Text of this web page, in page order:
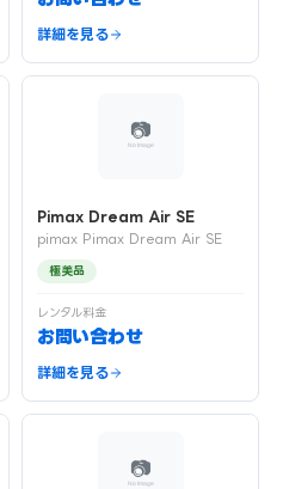
詳細を見る
Pimax Dream Air SE
pimax Pimax Dream Air SE
極美品
レンタル料金
お問い合わせ
詳細を見る